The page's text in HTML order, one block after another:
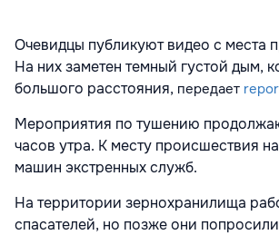
Очевидцы публикуют видео с места
На них заметен темный густой дым,
большого расстояния, передает
Мероприятия по тушению
часов утра. К месту происшествия
машин экстренных служб.
На территории зернохранилища
спасателей, но позже они